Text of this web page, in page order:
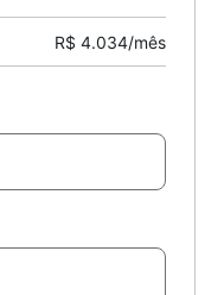
R$ 4.034/mês